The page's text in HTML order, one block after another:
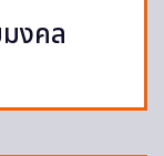
งคล